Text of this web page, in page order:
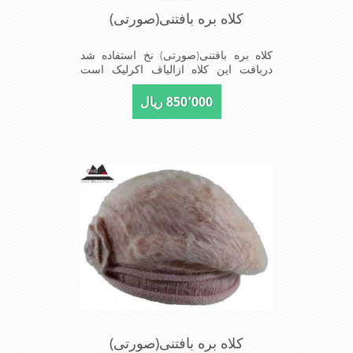
کلاه بره بافتنی(صورتی)
کلاه بره بافتنی(صورتی) نخ استفاده شد
دربافت این کلاه ازالیاف اکرلیک است
وکلاه به خاطراستفاده از دو لایه بافت
ضخامت مناسبی درمقابل سرما را دارا
است شیک و مناسب افراد خوش پوش
850٬000 ریال
کلاه بره بافتنی(صورتی)